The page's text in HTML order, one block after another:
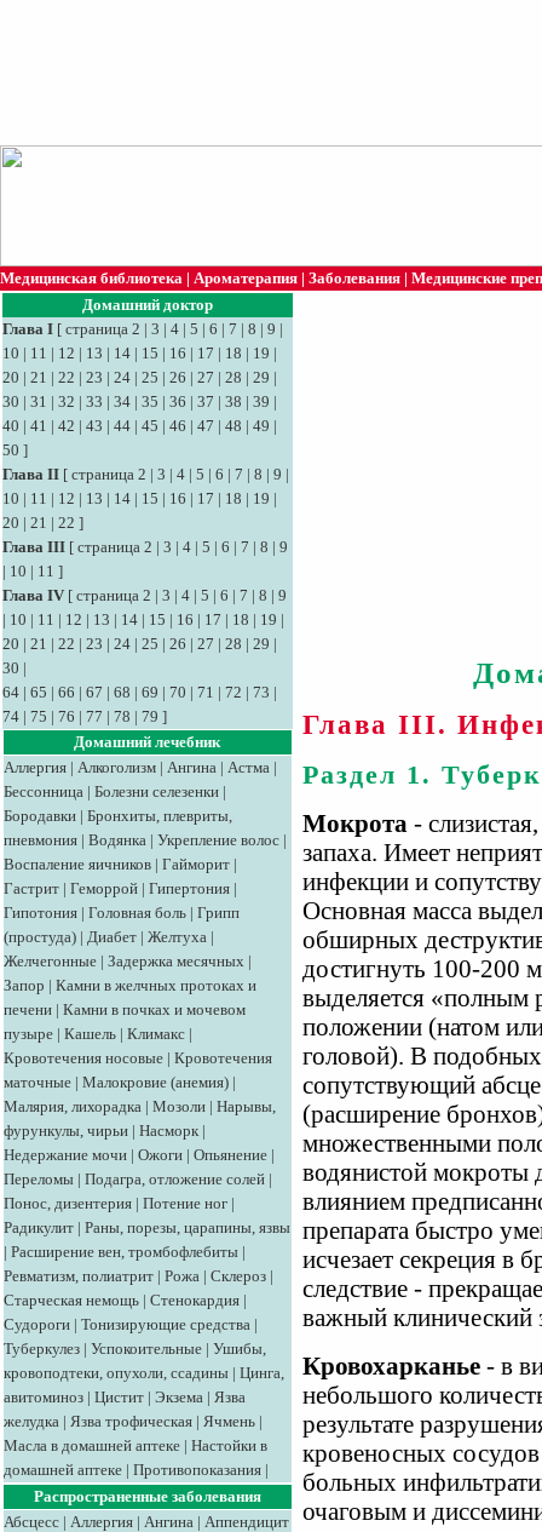
Медицинская библиотека | Ароматерапия | Заболевания | Медицинские
Домашний доктор
Глава I [ страница 2 | 3 | 4 | 5 | 6 | 7 | 8 | 9 |
10 | 11 | 12 | 13 | 14 | 15 | 16 | 17 | 18 | 19 |
20 | 21 | 22 | 23 | 24 | 25 | 26 | 27 | 28 | 29 |
30 | 31 | 32 | 33 | 34 | 35 | 36 | 37 | 38 | 39 |
40 | 41 | 42 | 43 | 44 | 45 | 46 | 47 | 48 | 49 |
50 ]
Глава II [ страница 2 | 3 | 4 | 5 | 6 | 7 | 8 | 9 |
10 | 11 | 12 | 13 | 14 | 15 | 16 | 17 | 18 | 19 |
20 | 21 | 22 ]
Глава III [ страница 2 | 3 | 4 | 5 | 6 | 7 | 8 | 9
| 10 | 11 ]
Глава IV [ страница 2 | 3 | 4 | 5 | 6 | 7 | 8 | 9
| 10 | 11 | 12 | 13 | 14 | 15 | 16 | 17 | 18 | 19 |
20 | 21 | 22 | 23 | 24 | 25 | 26 | 27 | 28 | 29 |
30 |
64 | 65 | 66 | 67 | 68 | 69 | 70 | 71 | 72 | 73 |
74 | 75 | 76 | 77 | 78 | 79 ]
Домашний лечебник
Аллергия | Алкоголизм | Ангина | Астма |
Бессонница | Болезни селезенки |
Бородавки | Бронхиты, плевриты,
пневмония | Водянка | Укрепление волос |
Воспаление яичников | Гайморит |
Гастрит | Геморрой | Гипертония |
Гипотония | Головная боль | Грипп
(простуда) | Диабет | Желтуха |
Желчегонные | Задержка месячных |
Запор | Камни в желчных протоках и
печени | Камни в почках и мочевом
пузыре | Кашель | Климакс |
Кровотечения носовые | Кровотечения
маточные | Малокровие (анемия) |
Малярия, лихорадка | Мозоли | Нарывы,
фурункулы, чирьи | Насморк |
Недержание мочи | Ожоги | Опьянение |
Переломы | Подагра, отложение солей |
Понос, дизентерия | Потение ног |
Радикулит | Раны, порезы, царапины, язвы
| Расширение вен, тромбофлебиты |
Ревматизм, полиатрит | Рожа | Склероз |
Старческая немощь | Стенокардия |
Судороги | Тонизирующие средства |
Туберкулез | Успокоительные | Ушибы,
кровоподтеки, опухоли, ссадины | Цинга,
авитоминоз | Цистит | Экзема | Язва
желудка | Язва трофическая | Ячмень |
Масла в домашней аптеке | Настойки в
домашней аптеке | Противопоказания |
Распространенные заболевания
Абсцесс | Аллергия | Ангина | Аппендицит
Глава III.
Раздел 1.
Мокрота -
запаха. Имеет
инфекции и
Основная масса
обширных
достигнуть 100-200
выделяется «полным
положении (натом
головой). В подобных
сопутствующий
(расширение
множественными
водянистой мокроты
влиянием
препарата быстро
исчезает секреция в
следствие -
важный клинический
Кровохарканье - в
небольшого
результате
кровеносных
больных
очаговым и